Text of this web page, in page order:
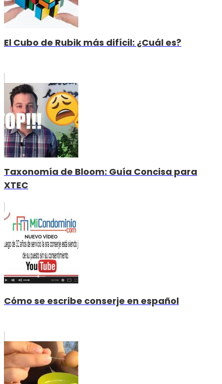
El Cubo de Rubik más difícil: ¿Cuál es?
Taxonomía de Bloom: Guía Concisa para
XTEC
Cómo se escribe conserje en español